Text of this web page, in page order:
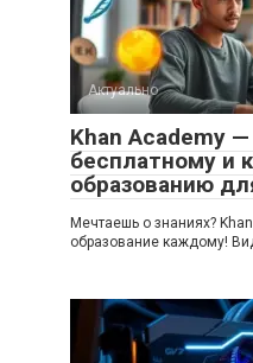
Актуально
Khan Academy
бесплатному и
образованию
Мечтаешь о знаниях?
образование каждому!